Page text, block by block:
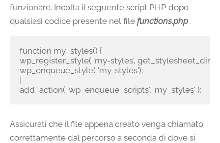
funzionare. Incolla il seguente script PHP dopo
qualsiasi codice presente nel file functions.php .
function my_styles() {
wp_register_style( 'my-styles',
wp_enqueue_style( 'my-styles');
}
add_action( 'wp_enqueue_scripts', 'my_styles' );
Assicurati che il file appena creato venga chiamato
correttamente dal percorso a seconda di dove si